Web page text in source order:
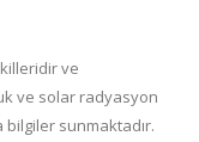
ve
ve solar radyasyon
sunmaktadır.